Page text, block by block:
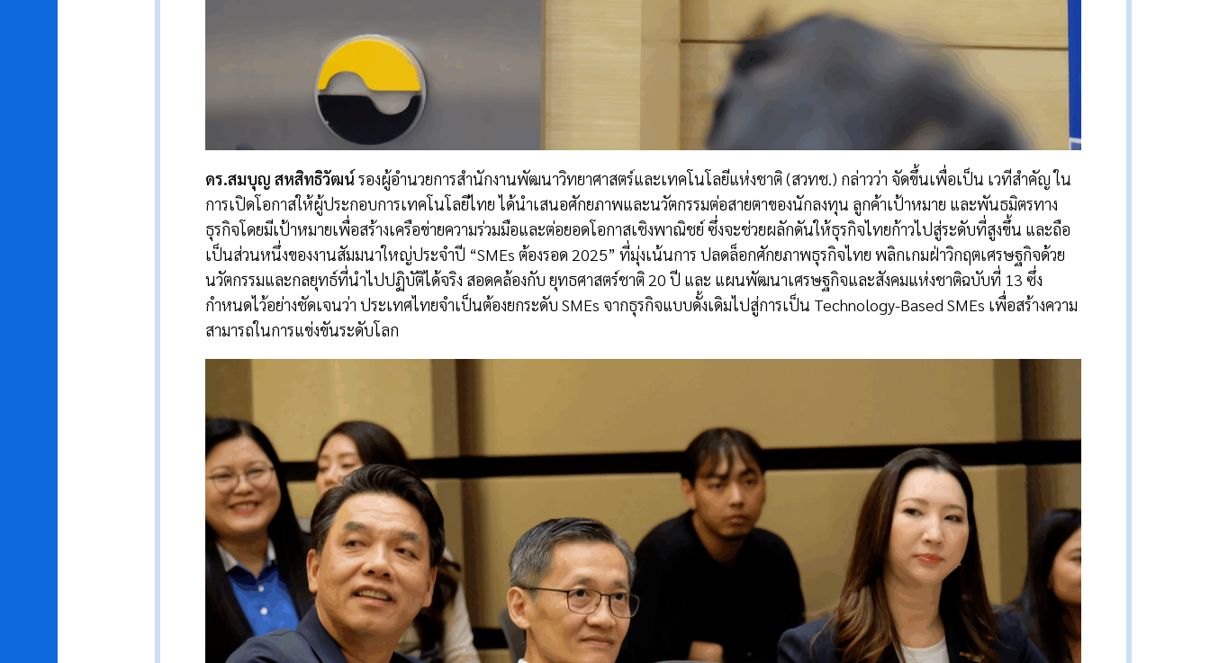
ดร.สมบุญ สหสิทธิวัฒน์ รองผู้อำนวยการสำนักงานพัฒนาวิทยาศาสตร์และเทคโนโลยีแห่งชาติ (สวทช.) กล่าวว่า จัดขึ้นเพื่อเป็น เวทีสำคัญ ใน
การเปิดโอกาสให้ผู้ประกอบการเทคโนโลยีไทย ได้นำเสนอศักยภาพและนวัตกรรมต่อสายตาของนักลงทุน ลูกค้าเป้าหมาย และพันธมิตรทาง
ธุรกิจโดยมีเป้าหมายเพื่อสร้างเครือข่ายความร่วมมือและต่อยอดโอกาสเชิงพาณิชย์ ซึ่งจะช่วยผลักดันให้ธุรกิจไทยก้าวไปสู่ระดับที่สูงขึ้น และถือ
เป็นส่วนหนึ่งของงานสัมมนาใหญ่ประจำปี “SMEs ต้องรอด 2025” ที่มุ่งเน้นการ ปลดล็อกศักยภาพธุรกิจไทย พลิกเกมฝ่าวิกฤตเศรษฐกิจด้วย
นวัตกรรมและกลยุทธ์ที่นำไปปฏิบัติได้จริง สอดคล้องกับ ยุทธศาสตร์ชาติ 20 ปี และ แผนพัฒนาเศรษฐกิจและสังคมแห่งชาติฉบับที่ 13 ซึ่ง
กำหนดไว้อย่างชัดเจนว่า ประเทศไทยจำเป็นต้องยกระดับ SMEs จากธุรกิจแบบดั้งเดิมไปสู่การเป็น Technology-Based SMEs เพื่อสร้างความ
สามารถในการแข่งขันระดับโลก